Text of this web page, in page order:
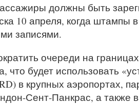
должны быть
10 апреля, когда
записями.
очереди на
что будет использовать
в крупных аэропортах,
Сент-Панкрас, а также в